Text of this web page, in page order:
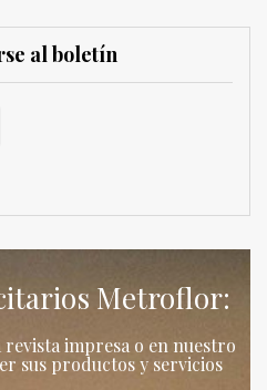
al boletín
Metroflor:
impresa o en nuestro
sus productos y servicios